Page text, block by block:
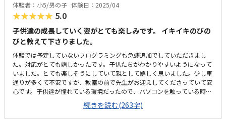
体験者：小5/男の子 体験日：2025/04
★★★★★ 5.0
子供達の成長していく姿がとても楽しみです。 イキイキのびの
びと教えて下さりました。
体験では予定していないプログラミングも急遽追加でしていただきまし
た。対応がとても嬉しかったです。子供たちがわかりやすいようになって
いました。とても楽しそうにしていて親として嬉しく思いました。少し車
通りが多くて不安ですが、教室の前で先生がお迎えしてくださっていて安
心です。子供達が憧れている環境だったので、パソコンを触っている時す
ごくイキイキしていました。塾代助成も使えて、今後の追加でかかるもの
もないとの事で、丁寧に教えていただきました。子供達がイキイキと取り
組めるようにしてくれていました。とても丁寧に教えていただきました。
続きを読む(263字)